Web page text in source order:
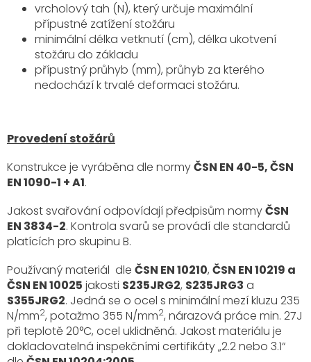
vrcholový tah (N), který určuje maximální
přípustné zatížení stožáru
minimální délka vetknutí (cm), délka ukotvení
stožáru do základu
přípustný průhyb (mm), průhyb za kterého
nedochází k trvalé deformaci stožáru.
Provedení stožárů
Konstrukce je vyráběna dle normyČSN EN 40-5, ČSN
EN 1090-1 + A1.
Jakost svařování odpovídají předpisům normyČSN
EN 3834-2. Kontrola svarů se provádí dle standardů
platících pro skupinu B.
Používaný materiál dle ČSN EN 10210, ČSN EN 10219 a
ČSN EN 10025 jakosti S235JRG2, S235JRG3 a
S355JRG2. Jedná se o ocel s minimální mezí kluzu 235
N/mm2, potažmo 355 N/mm2, nárazová práce min. 27J
při teplotě 20°C, ocel uklidněná. Jakost materiálu je
dokladovatelná inspekčními certifikáty „2.2 nebo 3.1“